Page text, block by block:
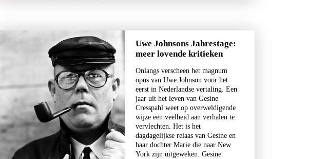
Nico Dros
Willem die Madoc maakte
€29,00
LEES MEER
Uwe Johnsons Jahrestage:
meer lovende kritieken
Onlangs verscheen het magnum
opus van Uwe Johnson voor het
eerst in Nederlandse vertaling. Een
jaar uit het leven van Gesine
Cresspahl weet op overweldigende
wijze een veelheid aan verhalen te
vervlechten. Het is het
dagdagelijkse relaas van Gesine en
haar dochter Marie die naar New
York zijn uitgeweken. Gesine